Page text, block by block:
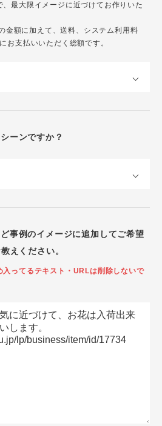
最大限イメージに近づけてお作りいた
金額に加えて、送料、システム利用料
お支払いいただく総額です。
ーンですか？
事例のイメージに追加してご希望
えください。
ってるテキスト・URLは削除しないで